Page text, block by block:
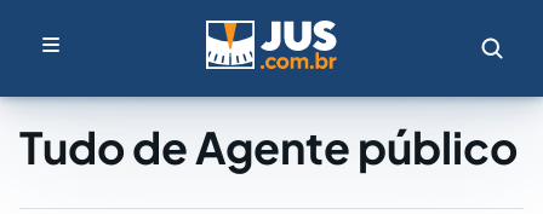
Tudo de Agente público